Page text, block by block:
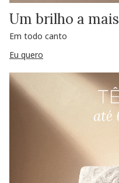
Um brilho a mais
Em todo canto
Eu quero